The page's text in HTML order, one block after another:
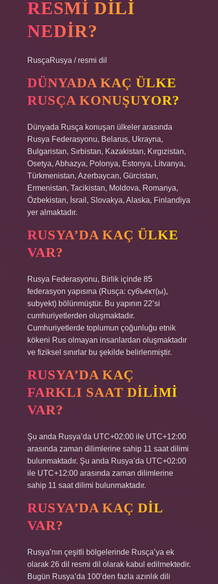
RESMI DILI
NEDIR?
RusçaRusya / resmi dil
DÜNYADA KAÇ ÜLKE
RUSÇA KONUŞUYOR?
Dünyada Rusça konuşan ülkeler arasında
Rusya Federasyonu, Belarus, Ukrayna,
Bulgaristan, Sırbistan, Kazakistan, Kırgızistan,
Osetya, Abhazya, Polonya, Estonya, Litvanya,
Türkmenistan, Azerbaycan, Gürcistan,
Ermenistan, Tacikistan, Moldova, Romanya,
Özbekistan, İsrail, Slovakya, Alaska, Finlandiya
yer almaktadır.
RUSYA’DA KAÇ ÜLKE
VAR?
Rusya Federasyonu, Birlik içinde 85
federasyon yapısına (Rusça: субъе́кт(ы),
subyekt) bölünmüştür. Bu yapının 22’si
cumhuriyetlerden oluşmaktadır.
Cumhuriyetlerde toplumun çoğunluğu etnik
kökeni Rus olmayan insanlardan oluşmaktadır
ve fiziksel sınırlar bu şekilde belirlenmiştir.
RUSYA’DA KAÇ
FARKLI SAAT DILIMI
VAR?
Şu anda Rusya’da UTC+02:00 ile UTC+12:00
arasında zaman dilimlerine sahip 11 saat dilimi
bulunmaktadır. Şu anda Rusya’da UTC+02:00
ile UTC+12:00 arasında zaman dilimlerine
sahip 11 saat dilimi bulunmaktadır.
RUSYA’DA KAÇ DIL
VAR?
Rusya’nın çeşitli bölgelerinde Rusça’ya ek
olarak 26 dil resmi dil olarak kabul edilmektedir.
Bugün Rusya’da 100’den fazla azınlık dili